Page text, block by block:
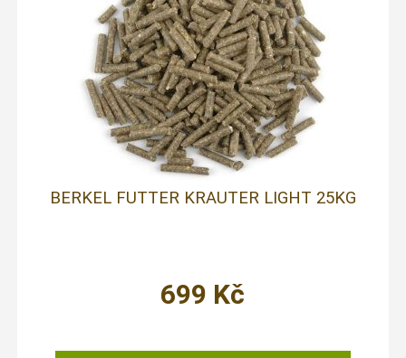
BERKEL FUTTER KRAUTER LIGHT 25KG
699 Kč